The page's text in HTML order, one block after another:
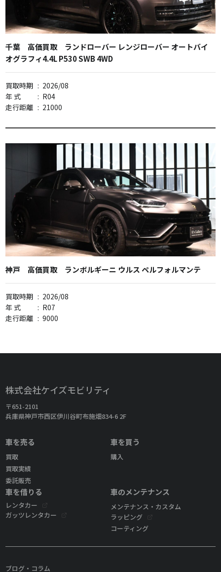
千葉 高価買取 ランドローバー レンジローバー オートバイ
オグラフィ4.4L P530 SWB 4WD
買取時期 : 2026/08
年 式
: R04
走行距離 : 21000
神戸 高価買取 ランボルギーニ ウルス ペルフォルマンテ
買取時期 : 2026/08
年 式
: R07
走行距離 : 9000
株式会社ケイズモビリティ
〒651-2101
兵庫県神戸市西区伊川谷町布施畑834-6 2F
車を売る
買取
買取実績
委託販売
車を買う
購入
車を借りる
レンタカー
ガッツレンタカー
車のメンテナンス
メンテナンス・カスタム
ラッピング
コーティング
ブログ・コラム